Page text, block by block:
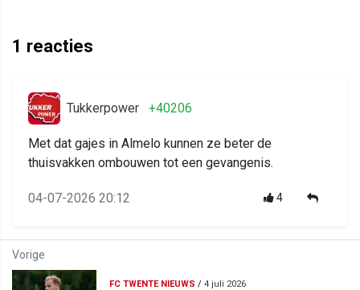
1 reacties
Tukkerpower +40206
Met dat gajes in Almelo kunnen ze beter de
thuisvakken ombouwen tot een gevangenis.
04-07-2026 20:12 4
Vorige
FC TWENTE NIEUWS / 4 juli 2026